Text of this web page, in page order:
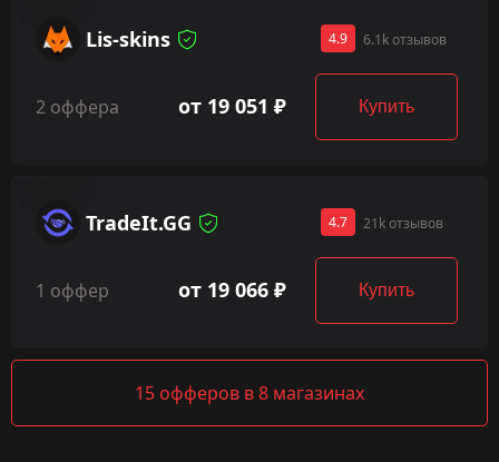
Lis-skins 4.9 6.1k отзывов
2 оффера от 19 051 ₽ Купить
TradeIt.GG 4.7 21k отзывов
1 оффер от 19 066 ₽ Купить
15 офферов в 8 магазинах